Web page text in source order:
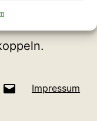
Impressum